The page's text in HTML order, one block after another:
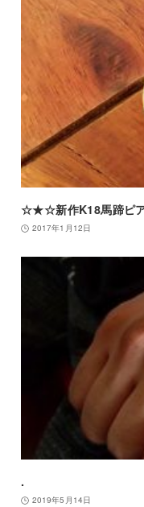
☆★☆新作K18馬蹄ピ
2017年1月12日
.
2019年5月14日